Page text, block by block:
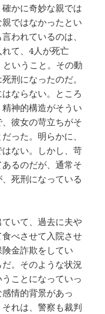
かに奇妙な親では
ではなかったとい
われているのは、
て、4人が死亡
いうこと。その動
刑になったのだ。
ならない。ところ
神的構造がそうい
彼女の苛立ちがそ
った。明らかに、
ない。しかし、苛
るのだが、通常そ
死刑になっている
いて、過去に夫や
べさせて入院させ
金詐欺をしてい
。そのような状況
ことになっていっ
情的背景があっ
れは、警察も裁判